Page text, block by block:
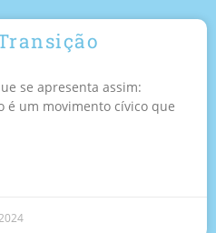
se apresenta assim:
é um movimento cívico que